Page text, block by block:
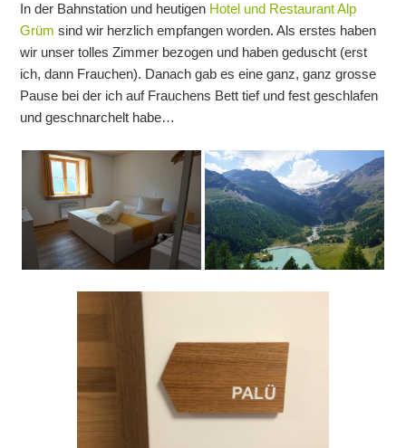
In der Bahnstation und heutigen Hotel und Restaurant Alp
Grüm sind wir herzlich empfangen worden. Als erstes haben
wir unser tolles Zimmer bezogen und haben geduscht (erst
ich, dann Frauchen). Danach gab es eine ganz, ganz grosse
Pause bei der ich auf Frauchens Bett tief und fest geschlafen
und geschnarchelt habe…